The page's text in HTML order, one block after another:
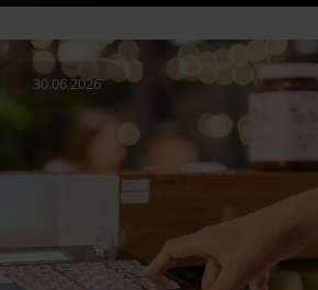
30.06.2026